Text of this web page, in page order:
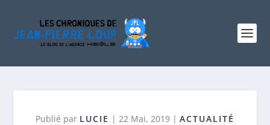
Publié par LUCIE | 22 Mai, 2019 | ACTUALITÉ